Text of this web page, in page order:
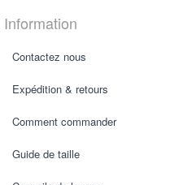
Information
Contactez nous
Expédition & retours
Comment commander
Guide de taille